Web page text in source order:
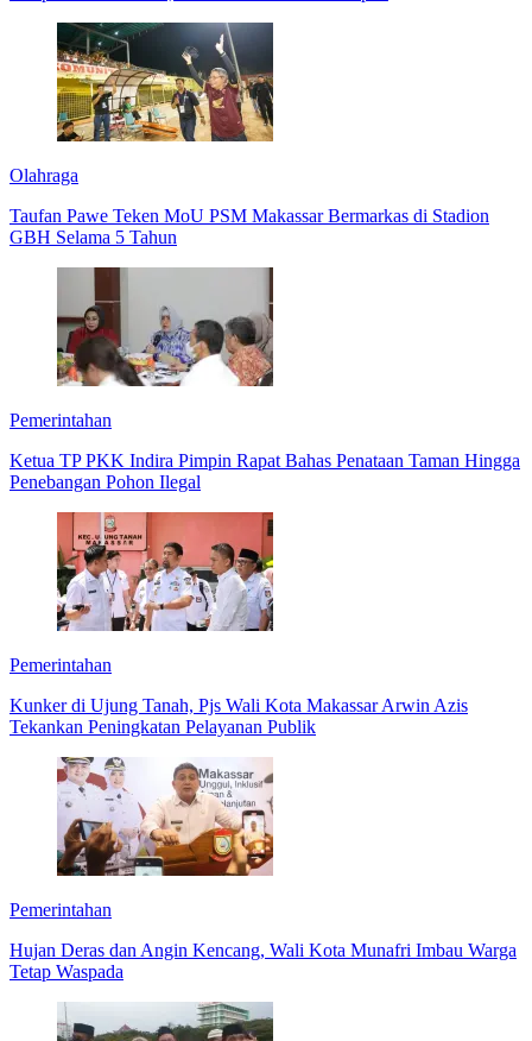
Olahraga
Taufan Pawe Teken MoU PSM Makassar Bermarkas di Stadion
GBH Selama 5 Tahun
Pemerintahan
Ketua TP PKK Indira Pimpin Rapat Bahas Penataan Taman Hingga
Penebangan Pohon Ilegal
Pemerintahan
Kunker di Ujung Tanah, Pjs Wali Kota Makassar Arwin Azis
Tekankan Peningkatan Pelayanan Publik
Pemerintahan
Hujan Deras dan Angin Kencang, Wali Kota Munafri Imbau Warga
Tetap Waspada